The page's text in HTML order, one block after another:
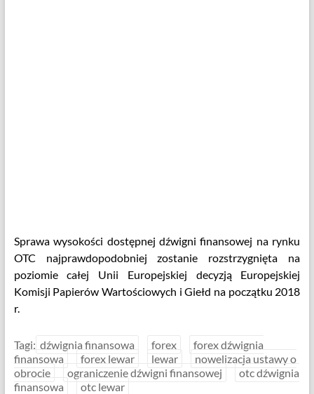
Sprawa wysokości dostępnej dźwigni finansowej na rynku
OTC najprawdopodobniej zostanie rozstrzygnięta na
poziomie całej Unii Europejskiej decyzją Europejskiej
Komisji Papierów Wartościowych i Giełd na początku 2018
r.
Tagi: dźwignia finansowa forex
forex dźwignia
finansowa
forex lewar lewar
nowelizacja ustawy o
obrocie
ograniczenie dźwigni finansowej
otc dźwignia
finansowa
otc lewar